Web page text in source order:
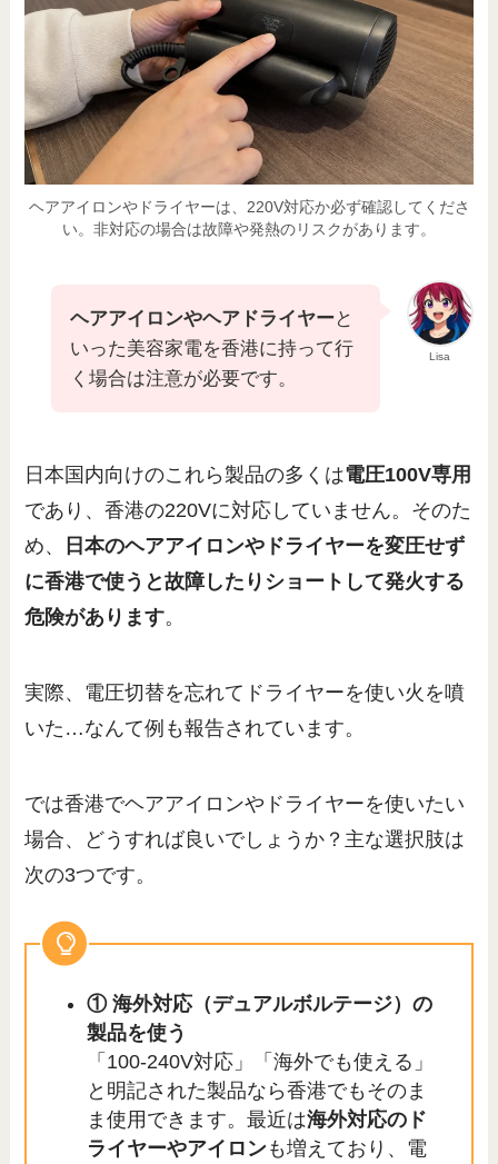
ヘアアイロンやドライヤーは、220V対応か必ず確認してくださ
い。非対応の場合は故障や発熱のリスクがあります。
Lisa
ヘアアイロンやヘアドライヤーと
いった美容家電を香港に持って行
く場合は注意が必要です。
日本国内向けのこれら製品の多くは電圧100V専用
であり、香港の220Vに対応していません。そのた
め、
日本のヘアアイロンやドライヤーを変圧せず
に香港で使うと故障したりショートして発火する
危険があります。
実際、電圧切替を忘れてドライヤーを使い火を噴
いた…なんて例も報告されています。
では香港でヘアアイロンやドライヤーを使いたい
場合、どうすれば良いでしょうか？主な選択肢は
次の3つです。
① 海外対応（デュアルボルテージ）の
製品を使う
「100-240V対応」「海外でも使える」
と明記された製品なら香港でもそのま
ま使用できます。最近は海外対応のド
ライヤーやアイロンも増えており、電